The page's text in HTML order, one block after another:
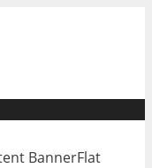
BannerFlat